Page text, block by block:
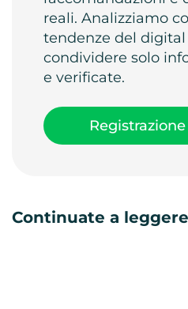
reali. Analizziamo
tendenze del
condividere solo
e verificate.
Continuate a leggere